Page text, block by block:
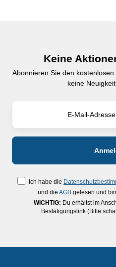
Keine
Abonnieren Sie den
keine
Ich habe die
und die AGB gelesen und
WICHTIG: Du erhältst im
Bestätigungslink (Bitte